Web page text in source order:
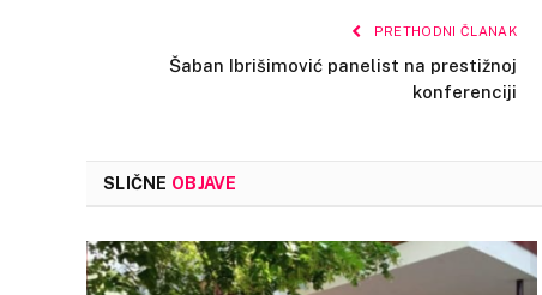
PRETHODNI ČLANAK
Šaban Ibrišimović panelist na prestižnoj
konferenciji
SLIČNE OBJAVE